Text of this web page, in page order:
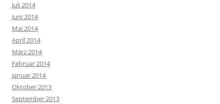
Juli 2014
Juni 2014
Mai 2014
April 2014
März 2014
Februar 2014
Januar 2014
Oktober 2013
September 2013